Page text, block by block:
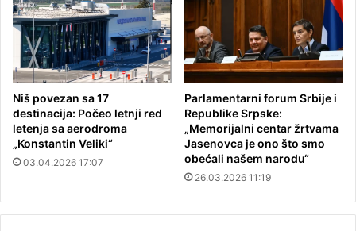
Niš povezan sa 17
destinacija: Počeo letnji red
letenja sa aerodroma
„Konstantin Veliki“
03.04.2026 17:07
Parlamentarni forum Srbije i
Republike Srpske:
„Memorijalni centar žrtvama
Jasenovca je ono što smo
obećali našem narodu“
26.03.2026 11:19